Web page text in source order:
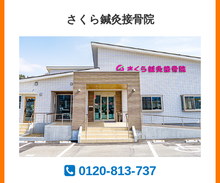
さくら鍼灸接骨院
0120-813-737